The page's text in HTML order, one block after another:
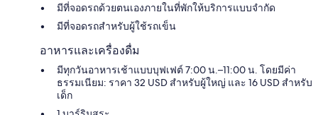
มีที่จอดรถด้วยตนเองภายในที่พักให้บริการแบบจำกัด
มีที่จอดรถสำหรับผู้ใช้รถเข็น
อาหารและเครื่องดื่ม
มีทุกวันอาหารเช้าแบบบุฟเฟต์ 7:00 น.–11:00 น. โดยมีค่า
ธรรมเนียม: ราคา 32 USD สำหรับผู้ใหญ่ และ 16 USD สำหรับ
เด็ก